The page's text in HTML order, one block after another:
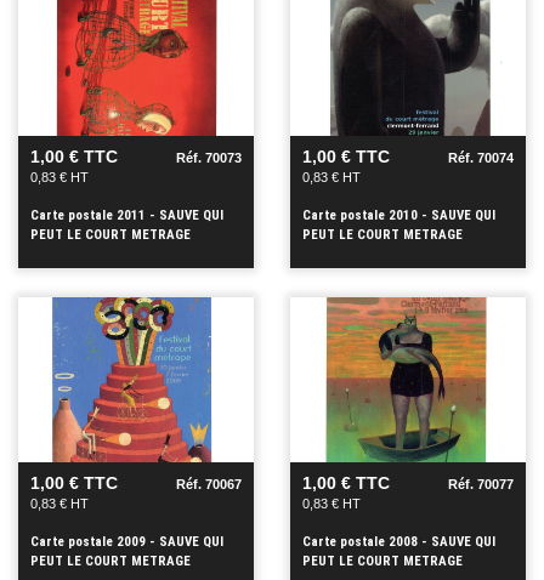
VOIR
+
1,00 € TTC
0,83 € HT
Réf. 70073
Carte postale 2011 - SAUVE QUI
PEUT LE COURT METRAGE
+
1,00 € TTC
0,83 € HT
Réf. 70074
Carte postale 2010 - SAUVE QUI
PEUT LE COURT METRAGE
VOIR
+
1,00 € TTC
0,83 € HT
Réf. 70067
Carte postale 2009 - SAUVE QUI
PEUT LE COURT METRAGE
VOIR
+
1,00 € TTC
0,83 € HT
Réf. 70077
Carte postale 2008 - SAUVE QUI
PEUT LE COURT METRAGE